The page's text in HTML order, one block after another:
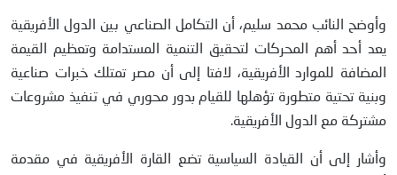
وأوضح النائب محمد سليم، أن التكامل الصناعي بين الدول الأفريقية
يعد أحد أهم المحركات لتحقيق التنمية المستدامة وتعظيم القيمة
المضافة للموارد الأفريقية، لافتا إلى أن مصر تمتلك خبرات صناعية
وبنية تحتية متطورة تؤهلها للقيام بدور محوري في تنفيذ مشروعات
مشتركة مع الدول الأفريقية.
وأشار إلى أن القيادة السياسية تضع القارة الأفريقية في مقدمة